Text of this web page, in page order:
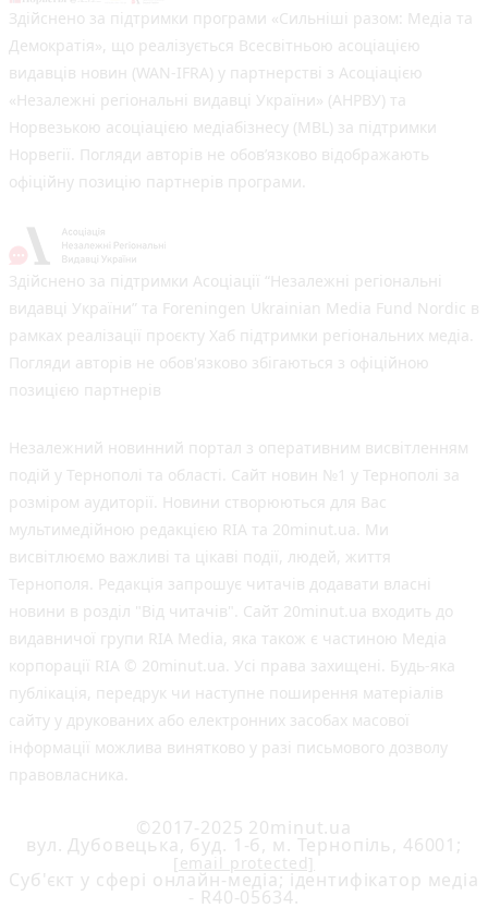
Здійснено за підтримки програми «Сильніші разом: Медіа та
Демократія», що реалізується Всесвітньою асоціацією
видавців новин (WAN-IFRA) у партнерстві з Асоціацією
«Незалежні регіональні видавці України» (АНРВУ) та
Норвезькою асоціацією медіабізнесу (MBL) за підтримки
Норвегії. Погляди авторів не обов’язково відображають
офіційну позицію партнерів програми.
Здійснено за підтримки Асоціації “Незалежні регіональні
видавці України” та Foreningen Ukrainian Media Fund Nordic в
рамках реалізації проєкту Хаб підтримки регіональних медіа.
Погляди авторів не обов'язково збігаються з офіційною
позицією партнерів
Незалежний новинний портал з оперативним висвітленням
подій у Тернополі та області. Сайт новин №1 у Тернополі за
розміром аудиторії. Новини створюються для Вас
мультимедійною редакцією RIA та 20minut.ua. Ми
висвітлюємо важливі та цікаві події, людей, життя
Тернополя. Редакція запрошує читачів додавати власні
новини в розділ "Від читачів". Сайт 20minut.ua входить до
видавничої групи RIA Media, яка також є частиною Медіа
корпорації RIA © 20minut.ua. Усі права захищені. Будь-яка
публiкацiя, передрук чи наступне поширення матеріалів
сайту у друкованих або електронних засобах масової
інформації можлива винятково у разі письмового дозволу
правовласника.
©2017-2025 20minut.ua
вул. Дубовецька, буд. 1-б, м. Тернопіль, 46001;
[email protected]
Cуб'єкт у сфері онлайн-медіа; ідентифікатор медіа
- R40-05634.